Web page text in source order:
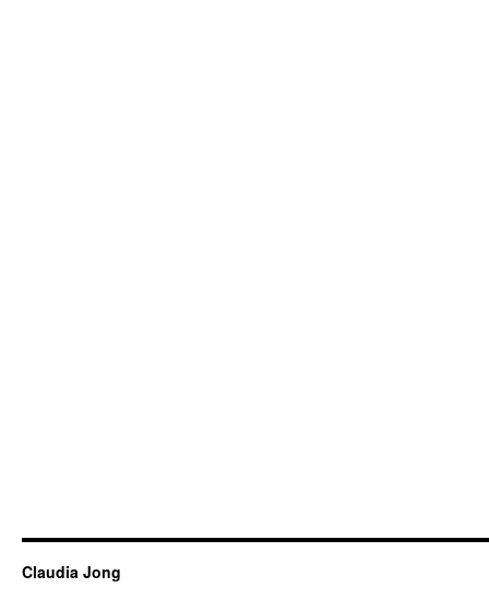
Claudia Jong